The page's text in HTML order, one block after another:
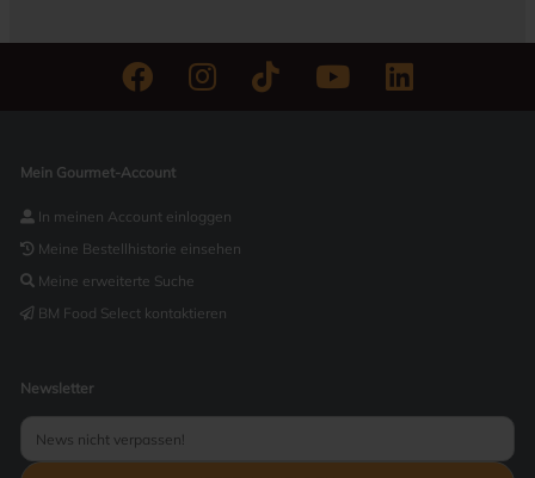
Mein Gourmet-Account
In meinen Account einloggen
Meine Bestellhistorie einsehen
Meine erweiterte Suche
BM Food Select kontaktieren
Newsletter